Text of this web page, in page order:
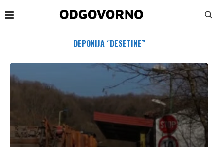
DEPONIJA “DESETINE”